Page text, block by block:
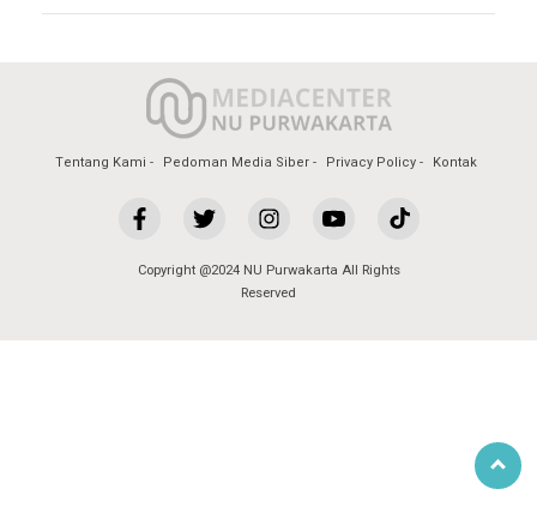
Tentang Kami Pedoman Media Siber Privacy Policy Kontak
Copyright @2024 NU Purwakarta All Rights
Reserved